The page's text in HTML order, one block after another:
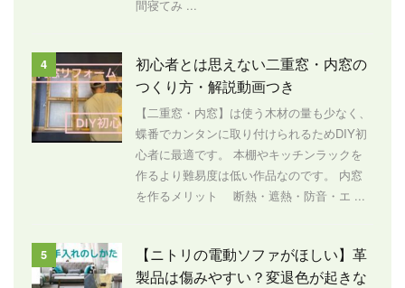
間寝てみ ...
4
初心者とは思えない二重窓・内窓の
つくり方・解説動画つき
【二重窓・内窓】は使う木材の量も少なく、
蝶番でカンタンに取り付けられるためDIY初
心者に最適です。 本棚やキッチンラックを
作るより難易度は低い作品なのです。 内窓
を作るメリット 断熱・遮熱・防音・エ ...
5
【ニトリの電動ソファがほしい】革
製品は傷みやすい？変退色が起きな